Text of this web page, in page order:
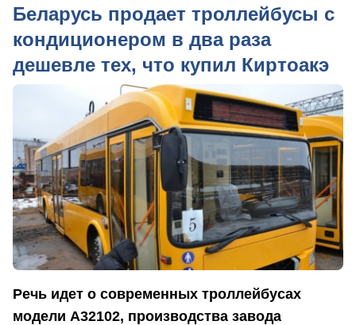
Беларусь продает троллейбусы с
кондиционером в два раза
дешевле тех, что купил Киртоакэ
Речь идет о современных троллейбусах
модели А32102, производства завода